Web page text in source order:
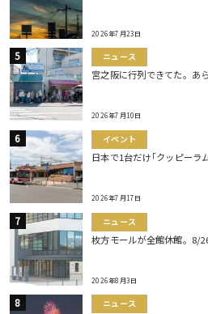
2026年7月23日
ニュース
宮之阪に行列できてた。あ
2026年7月10日
イベント
日本で1台だけ｢クッピーラ
2026年7月17日
ニュース
枚方モールが全館休館。8/
2026年8月3日
ニュース